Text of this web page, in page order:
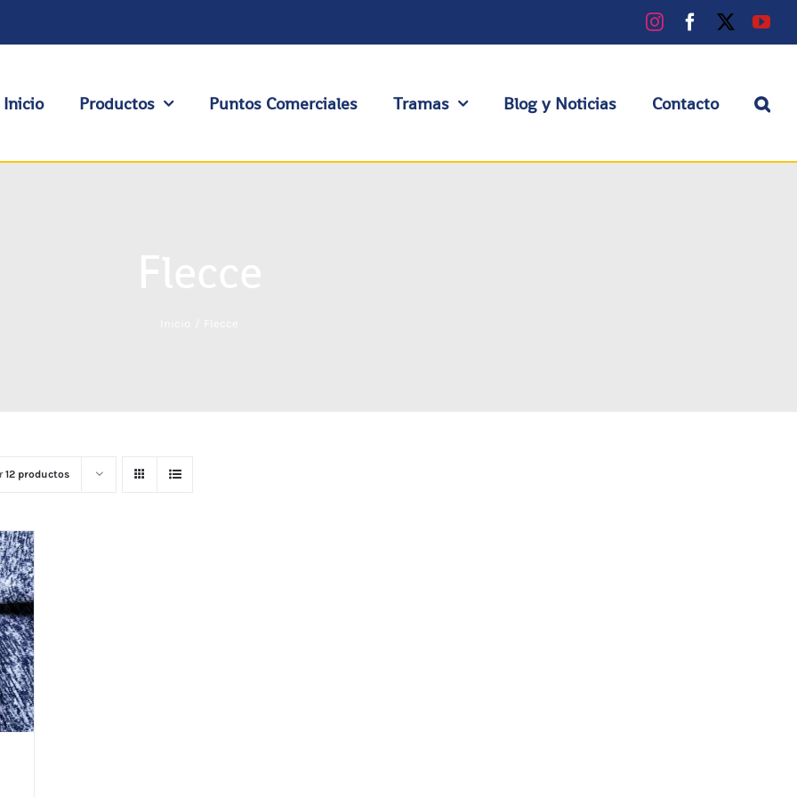
InstagramFacebook
Inicio Productos Puntos Comerciales Tramas Blog y Noticias Contacto
12 productos